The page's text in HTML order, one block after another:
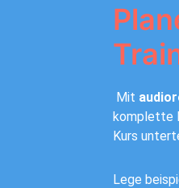
Mit
komplette
Kurs
Lege